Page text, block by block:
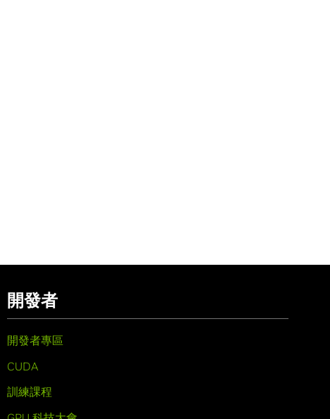
開發者
開發者專區
CUDA
訓練課程